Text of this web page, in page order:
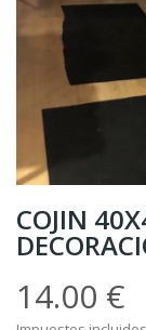
COJIN
14.00 €